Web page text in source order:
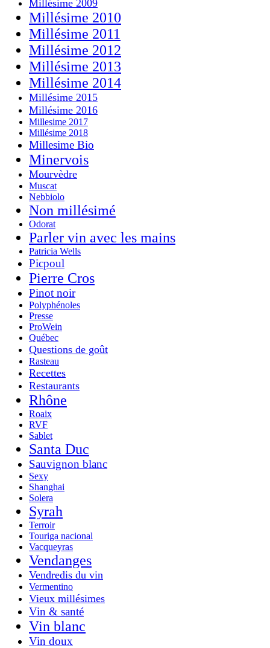
Millésime 2009
Millésime 2010
Millésime 2011
Millésime 2012
Millésime 2013
Millésime 2014
Millésime 2015
Millésime 2016
Millesime 2017
Millésime 2018
Millesime Bio
Minervois
Mourvèdre
Muscat
Nebbiolo
Non millésimé
Odorat
Parler vin avec les mains
Patricia Wells
Picpoul
Pierre Cros
Pinot noir
Polyphénoles
Presse
ProWein
Québec
Questions de goût
Rasteau
Recettes
Restaurants
Rhône
Roaix
RVF
Sablet
Santa Duc
Sauvignon blanc
Sexy
Shanghai
Solera
Syrah
Terroir
Touriga nacional
Vacqueyras
Vendanges
Vendredis du vin
Vermentino
Vieux millésimes
Vin & santé
Vin blanc
Vin doux